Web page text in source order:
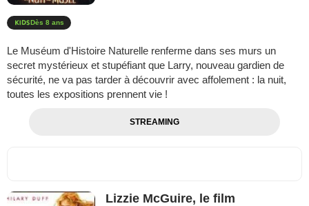
Dès 8 ans
Le Muséum d'Histoire Naturelle renferme dans ses murs un
secret mystérieux et stupéfiant que Larry, nouveau gardien de
sécurité, ne va pas tarder à découvrir avec affolement : la nuit,
toutes les expositions prennent vie !
STREAMING
Lizzie McGuire, le film